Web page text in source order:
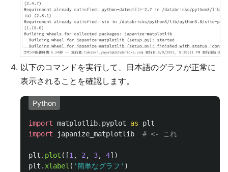
以下のコマンドを実行して、日本語のグラフが正常に
表示されることを確認します。
Python
import matplotlib.pyplot as
plt
import
japanize_matplotlib
plt . plot ([1 , 2 , 3, 4])
plt . xlabel ( '簡単なグラフ ' )